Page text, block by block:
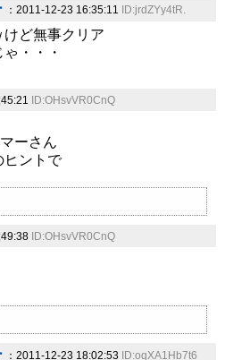
：2011-12-23 16:35:11 ID:jrdZYy4tR.
ど無事クリア
・・・
ID:OHsvVR0CnQ
ーさん
ヒントで
ID:OHsvVR0CnQ
：2011-12-23 18:02:53 ID:oqXA1Hb7t6